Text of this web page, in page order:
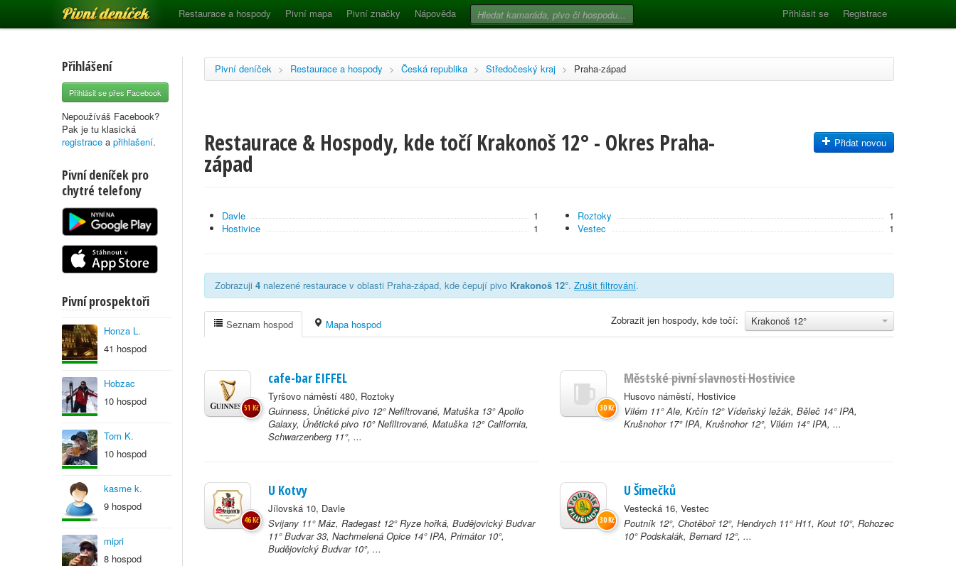
Pivní deníček Restaurace a hospody Pivní mapa Pivní značky Nápověda Přihlásit se Registrace
Přihlášení
Přihlásit se přes Facebook
Nepoužíváš Facebook?
Pak je tu klasická
registrace a přihlašení.
Pivní deníček pro
chytré telefony
Pivní prospektoři
Honza L.
41 hospod
Hobzac
10 hospod
Tom K.
10 hospod
kasme k.
9 hospod
mipri
8 hospod
Pivní deníček > Restaurace a hospody > Česká republika > Středočeský kraj > Praha-západ
Restaurace & Hospody, kde točí Krakonoš 12° - Okres Praha-
západ
Přidat novou
Davle
1
Hostivice
1
Roztoky
1
Vestec
1
Zobrazuji 4 nalezené restaurace v oblasti Praha-západ, kde čepují pivo Krakonoš 12°. Zrušit filtrování.
Krakonoš 12°
Zobrazit jen hospody, kde točí:
Seznam hospod Mapa hospod
cafe-bar EIFFEL
Tyršovo náměstí 480, Roztoky
Guinness, Únětické pivo 12° Nefiltrované, Matuška 13° Apollo
Galaxy, Únětické pivo 10° Nefiltrované, Matuška 12° California,
Schwarzenberg 11°, ...
51 Kč
Městské pivní slavnosti Hostivice
Husovo náměstí, Hostivice
Vilém 11° Ale, Krčín 12° Vídeňský ležák, Běleč 14° IPA,
Krušnohor 17° IPA, Krušnohor 12°, Vilém 14° IPA, ...
30 Kč
U Kotvy
Jílovská 10, Davle
Svijany 11° Máz, Radegast 12° Ryze hořká, Budějovický Budvar
11° Budvar 33, Nachmelená Opice 14° IPA, Primátor 10°,
Budějovický Budvar 10°, ...
46 Kč
U Šimečků
Vestecká 16, Vestec
Poutník 12°, Chotěboř 12°, Hendrych 11° H11, Kout 10°, Rohozec
10° Podskalák, Bernard 12°, ...
30 Kč